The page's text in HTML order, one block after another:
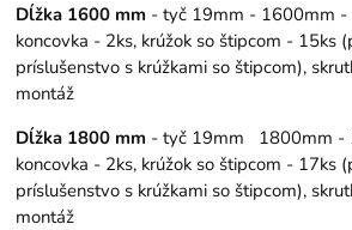
Dĺžka 1600 mm - tyč 19mm - 1600mm -
koncovka - 2ks, krúžok so štipcom - 15ks
príslušenstvo s krúžkami so štipcom),
montáž
Dĺžka 1800 mm - tyč 19mm 1800mm -
koncovka - 2ks, krúžok so štipcom - 17ks
príslušenstvo s krúžkami so štipcom),
montáž